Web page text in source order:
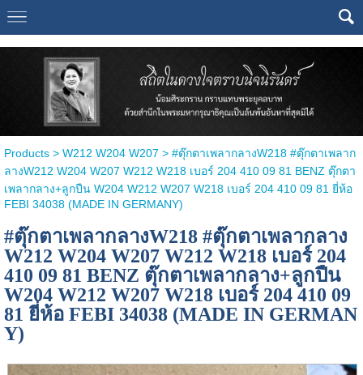
Products> W212 W204 W207 > #ตุ๊กตาเพลากลางW218 #ตุ๊กตาเพลาก
ลางW212 W204 W207 W212 W218 เบอร์ 204 410 09 81 BENZ ตุ๊กตา
เพลากลาง+ลูกปืน W204 W212 W207 W218 เบอร์ 204 410 09 81 ยี่ห้อ
FEBI 34038 (MADE IN GERMANY)
#ตุ๊กตาเพลากลางW218 #ตุ๊กตาเพลากลาง
W212 W204 W207 W212 W218 เบอร์ 204
410 09 81 BENZ ตุ๊กตาเพลากลาง+ลูกปืน
W204 W212 W207 W218 เบอร์ 204 410 09
81 ยี่ห้อ FEBI 34038 (MADE IN GERMAN
Y)